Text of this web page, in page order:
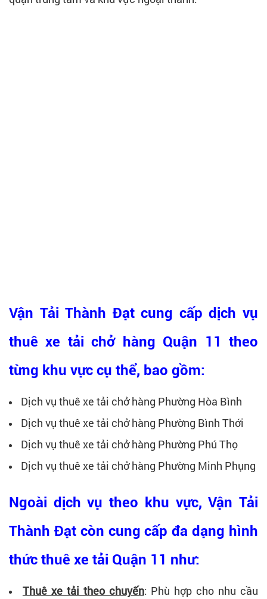
Vận Tải Thành Đạtcung cấp dịch vụ
thuê xe tải chở hàng Quận 11 theo
từng khu vực cụ thể, bao gồm:
Dịch vụ thuê xe tải chở hàng Phường Hòa Bình
Dịch vụ thuê xe tải chở hàng Phường Bình Thới
Dịch vụ thuê xe tải chở hàng Phường Phú Thọ
Dịch vụ thuê xe tải chở hàng Phường Minh Phụng
Ngoài dịch vụ theo khu vực,Vận Tải
Thành Đạtcòn cung cấp đa dạng hình
thức thuê xe tải Quận 11 như:
Thuê xe tải theo chuyến: Phù hợp cho nhu cầu